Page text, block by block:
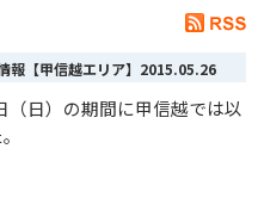
【甲信越エリア】 2015.05.26
（日）の期間に甲信越では以